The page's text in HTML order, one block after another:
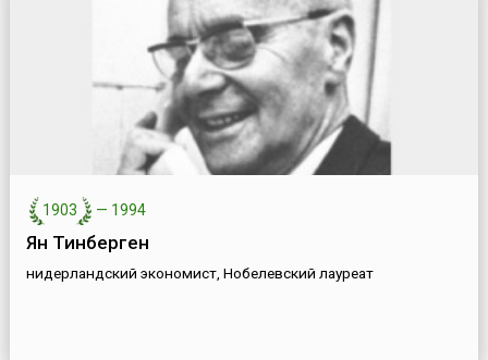
1903 — 1994
Ян Тинберген
нидерландский экономист, Нобелевский лауреат